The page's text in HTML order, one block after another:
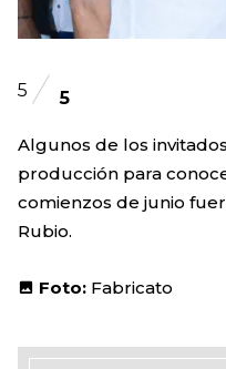
5 5
Algunos de los
producción para
comienzos de junio
Rubio.
Foto: Fabricato